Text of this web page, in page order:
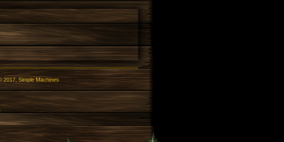
2017,Simple Machines